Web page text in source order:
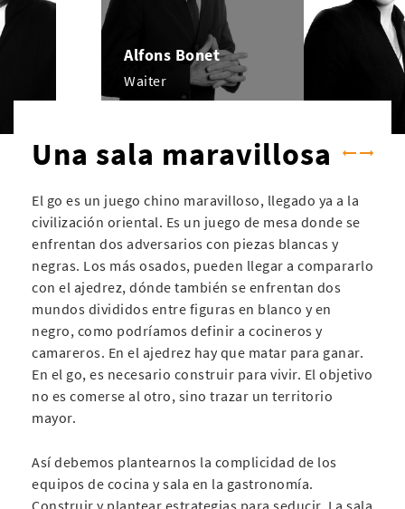
Alfons Bonet
Waiter
Una sala maravillosa
El go es un juego chino maravilloso, llegado ya a la
civilización oriental. Es un juego de mesa donde se
enfrentan dos adversarios con piezas blancas y
negras. Los más osados, pueden llegar a compararlo
con el ajedrez, dónde también se enfrentan dos
mundos divididos entre figuras en blanco y en
negro, como podríamos definir a cocineros y
camareros. En el ajedrez hay que matar para ganar.
En el go, es necesario construir para vivir. El objetivo
no es comerse al otro, sino trazar un territorio
mayor.
Así debemos plantearnos la complicidad de los
equipos de cocina y sala en la gastronomía.
Construir y plantear estrategias para seducir. La sala